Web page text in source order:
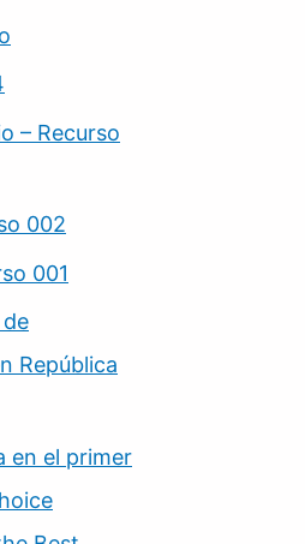
– Recurso
002
001
República
en el primer